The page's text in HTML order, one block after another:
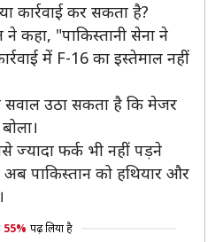
कार्रवाई कर सकता है?
कहा, "पाकिस्तानी सेना ने
में F-16 का इस्तेमाल नहीं
सवाल उठा सकता है कि मेजर
ज्यादा फर्क भी नहीं पड़ने
अब पाकिस्तान को हथियार और
55% पढ़ लिया है